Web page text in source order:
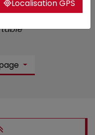
table
Localisation GPS